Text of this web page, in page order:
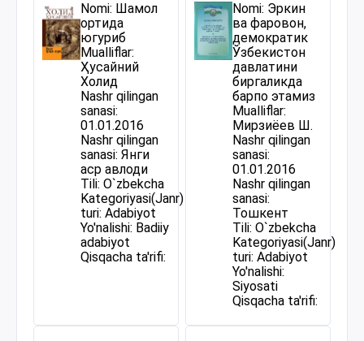
Nomi: Шамол
ортида
югуриб
Mualliflar:
Ҳусайний
Холид
Nashr qilingan
sanasi:
01.01.2016
Nashr qilingan
sanasi: Янги
аср авлоди
Tili: O`zbekcha
Kategoriyasi(Janr)
turi: Adabiyot
Yo'nalishi: Badiiy
adabiyot
Qisqacha ta'rifi:
Nomi: Эркин
ва фаровон,
демократик
Ўзбекистон
давлатини
биргаликда
барпо этамиз
Mualliflar:
Мирзиёев Ш.
Nashr qilingan
sanasi:
01.01.2016
Nashr qilingan
sanasi:
Тошкент
Tili: O`zbekcha
Kategoriyasi(Janr)
turi: Adabiyot
Yo'nalishi:
Siyosati
Qisqacha ta'rifi: